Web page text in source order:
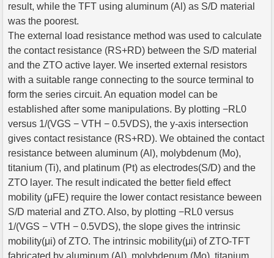
result, while the TFT using aluminum (Al) as S/D material
was the poorest.
The external load resistance method was used to calculate
the contact resistance (RS+RD) between the S/D material
and the ZTO active layer. We inserted external resistors
with a suitable range connecting to the source terminal to
form the series circuit. An equation model can be
established after some manipulations. By plotting −RL0
versus 1/(VGS − VTH − 0.5VDS), the y-axis intersection
gives contact resistance (RS+RD). We obtained the contact
resistance between aluminum (Al), molybdenum (Mo),
titanium (Ti), and platinum (Pt) as electrodes(S/D) and the
ZTO layer. The result indicated the better field effect
mobility (μFE) require the lower contact resistance beween
S/D material and ZTO. Also, by plotting −RL0 versus
1/(VGS − VTH − 0.5VDS), the slope gives the intrinsic
mobility(μi) of ZTO. The intrinsic mobility(μi) of ZTO-TFT
fabricated by aluminum (Al), molybdenum (Mo), titanium